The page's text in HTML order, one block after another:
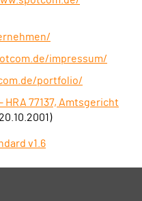
impressum/
portfolio/
HRA 77137, Amtsgericht
v1.6